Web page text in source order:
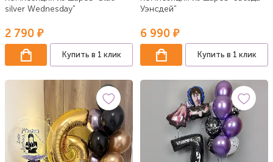
silver Wednesday"
2 790 ₽
Купить в 1 клик
Уэнсдей"
6 990 ₽
Купить в 1 клик